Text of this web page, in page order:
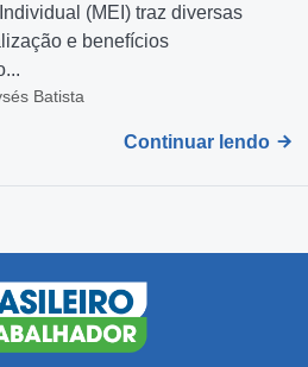
(MEI) traz diversas
e benefícios
Batista
Continuar lendo